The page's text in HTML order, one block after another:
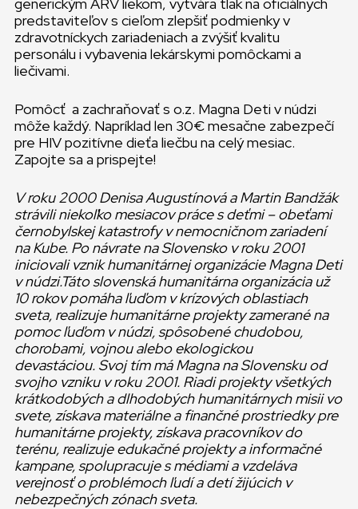
predstaviteľov s cieľom zlepšiť podmienky v
zdravotníckych zariadeniach a zvýšiť kvalitu
personálu i vybavenia lekárskymi pomôckami a
liečivami.
Pomôcť a zachraňovať s o.z. Magna Deti v núdzi
môže každý. Napríklad len 30€ mesačne zabezpečí
pre HIV pozitívne dieťa liečbu na celý mesiac.
Zapojte sa a prispejte!
V roku 2000 Denisa Augustínová a Martin Bandžák
strávili niekoľko mesiacov práce s deťmi – obeťami
černobylskej katastrofy v nemocničnom zariadení
na Kube. Po návrate na Slovensko v roku 2001
iniciovali vznik humanitárnej organizácie Magna Deti
v núdzi.Táto slovenská humanitárna organizácia už
10 rokov pomáha ľuďom v krízových oblastiach
sveta, realizuje humanitárne projekty zamerané na
pomoc ľuďom v núdzi, spôsobené chudobou,
chorobami, vojnou alebo ekologickou
devastáciou. Svoj tím má Magna na Slovensku od
svojho vzniku v roku 2001. Riadi projekty všetkých
krátkodobých a dlhodobých humanitárnych misii vo
svete, získava materiálne a finančné prostriedky pre
humanitárne projekty, získava pracovníkov do
terénu, realizuje edukačné projekty a informačné
kampane, spolupracuje s médiami a vzdeláva
verejnosť o problémoch ľudí a detí žijúcich v
nebezpečných zónach sveta.